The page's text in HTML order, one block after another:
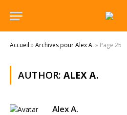
Accueil »Archives pour Alex A. » Page 25
AUTHOR: ALEX A.
Alex A.